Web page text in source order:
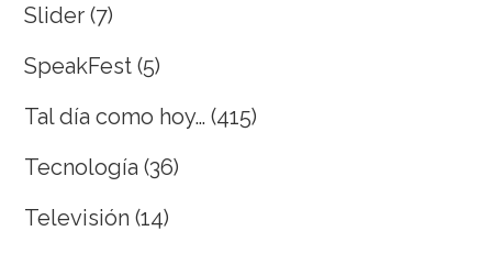
Slider (7)
SpeakFest (5)
Tal día como hoy… (415)
Tecnología (36)
Televisión (14)